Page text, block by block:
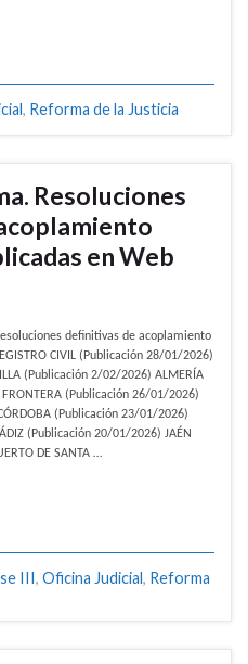
, Reforma de la Justicia
Resoluciones
en Web
definitivas de acoplamiento
CIVIL (Publicación 28/01/2026)
(Publicación 2/02/2026) ALMERÍA
(Publicación 26/01/2026)
(Publicación 23/01/2026)
(Publicación 20/01/2026) JAÉN
DE SANTA …
III, Oficina Judicial, Reforma